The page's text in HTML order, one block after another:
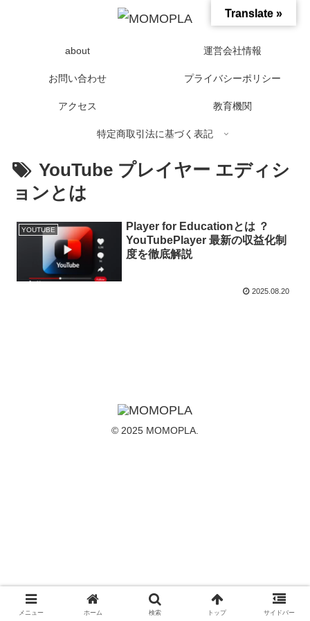
about 運営会社情報
お問い合わせ プライバシーポリシー
アクセス 教育機関
特定商取引法に基づく表記
YouTube プレイヤー エディシ
ョンとは
YOUTUBE
Player for Educationとは ？
YouTubePlayer 最新の収益化制
度を徹底解説
2025.08.20
© 2025 MOMOPLA.
メニュー ホーム 検索 トップ サイドバー
Translate »